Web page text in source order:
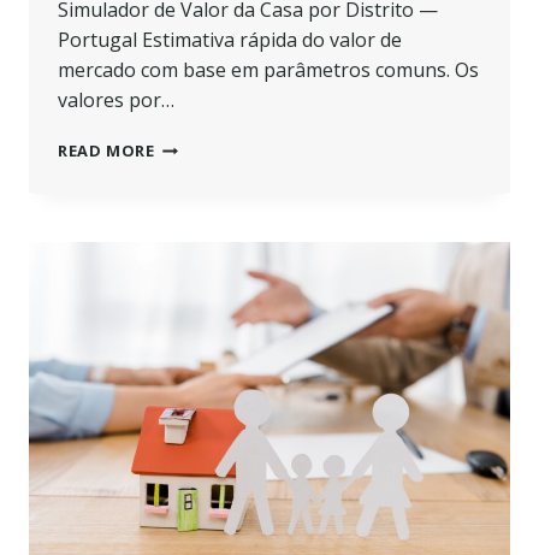
Simulador de Valor da Casa por Distrito —
Portugal Estimativa rápida do valor de
mercado com base em parâmetros comuns. Os
valores por…
READ MORE SIMULADOR